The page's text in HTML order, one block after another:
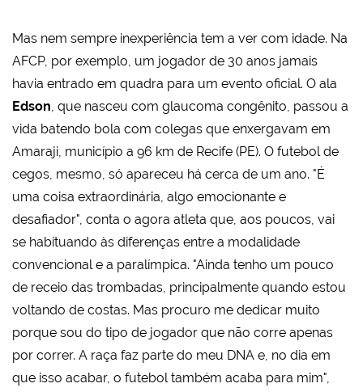
Mas nem sempre inexperiência tem a ver com idade. Na
AFCP, por exemplo, um jogador de 30 anos jamais
havia entrado em quadra para um evento oficial. O ala
Edson, que nasceu com glaucoma congênito, passou a
vida batendo bola com colegas que enxergavam em
Amaraji, município a 96 km de Recife (PE). O futebol de
cegos, mesmo, só apareceu há cerca de um ano. "É
uma coisa extraordinária, algo emocionante e
desafiador", conta o agora atleta que, aos poucos, vai
se habituando às diferenças entre a modalidade
convencional e a paralímpica. "Ainda tenho um pouco
de receio das trombadas, principalmente quando estou
voltando de costas. Mas procuro me dedicar muito
porque sou do tipo de jogador que não corre apenas
por correr. A raça faz parte do meu DNA e, no dia em
que isso acabar, o futebol também acaba para mim",